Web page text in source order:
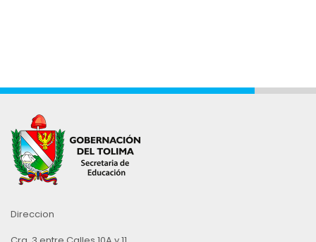
Direccion